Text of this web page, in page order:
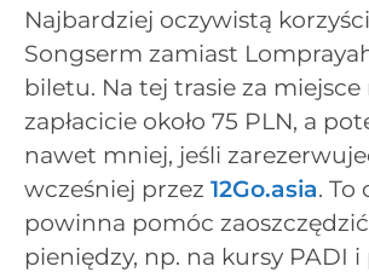
Najbardziej oczywistą
Songserm zamiast
biletu. Na tej trasie za miejsce
zapłacicie około 75 PLN, a
nawet mniej, jeśli
wcześniej przez 12Go.asia. To
powinna pomóc
pieniędzy, np. na kursy PADI